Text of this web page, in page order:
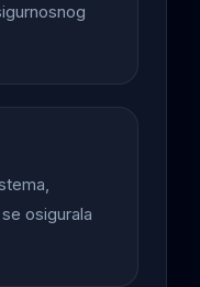
osigurala